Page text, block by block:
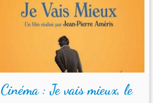
Cinéma : Je vais mieux, le